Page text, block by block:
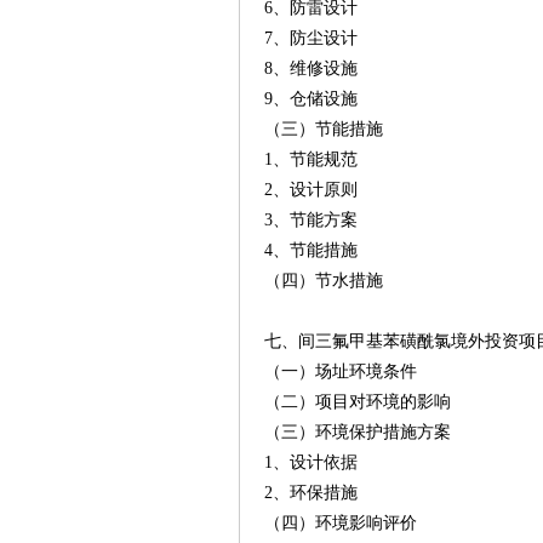
6、防雷设计
7、防尘设计
8、维修设施
9、仓储设施
（三）节能措施
1、节能规范
2、设计原则
3、节能方案
4、节能措施
（四）节水措施
七、间三氟甲基苯磺酰氯境外投资
（一）场址环境条件
（二）项目对环境的影响
（三）环境保护措施方案
1、设计依据
2、环保措施
（四）环境影响评价